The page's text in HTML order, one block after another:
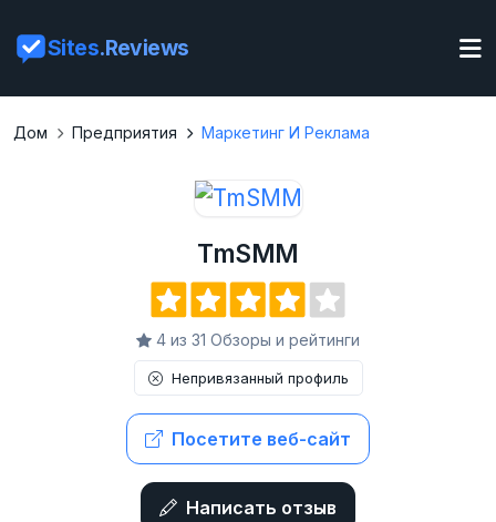
Sites.Reviews
Дом Предприятия Маркетинг И Реклама
TmSMM
4 из 31 Обзоры и рейтинги
Непривязанный профиль
Посетите веб-сайт
Написать отзыв